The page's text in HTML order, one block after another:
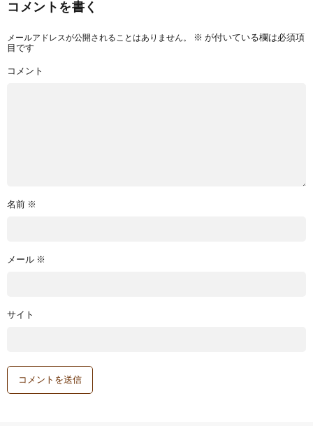
コメントを書く
メールアドレスが公開されることはありません。 ※ が付いている欄は必須項
目です
コメント
名前 ※
メール ※
サイト